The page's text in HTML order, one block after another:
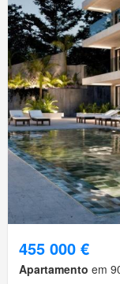
455 000 €
Apartamento em